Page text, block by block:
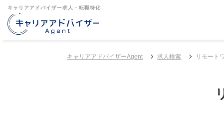
キャリアアドバイザー求人・転職特化
キャリアアドバイザーAgent 求人検索 リモート